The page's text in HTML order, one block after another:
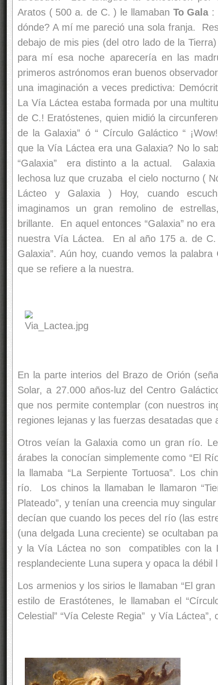
Aratos ( 500 a. de C. ) le llamaban To Gala:
dónde? A mí me pareció una sola franja.
debajo de mis pies (del otro lado de la
para mí esa noche aparecería en las
primeros astrónomos eran buenos
una imaginación a veces predictiva:
La Vía Láctea estaba formada por una
de C.! Eratóstenes, quien midió la
de la Galaxia” ó “ Círculo Galáctico “
que la Vía Láctea era una Galaxia? No lo
“Galaxia” era distinto a la actual.
lechosa luz que cruzaba el cielo nocturno (
Lácteo y Galaxia ) Hoy, cuando
imaginamos un gran remolino de
brillante. En aquel entonces “Galaxia” no
nuestra Vía Láctea. En al año 175 a. de C.
Galaxia”. Aún hoy, cuando vemos la
que se refiere a la nuestra.
En la parte interios del Brazo de Orión
Solar, a 27.000 años-luz del Centro
que nos permite contemplar (con nuestros
regiones lejanas y las fuerzas desatadas que
Otros veían la Galaxia como un gran río.
árabes la conocían simplemente como “El
la llamaba “La Serpiente Tortuosa”. Los
río. Los chinos la llamaban le llamaron
Plateado”, y tenían una creencia muy
decían que cuando los peces del río (las
(una delgada Luna creciente) se ocultaban
y la Vía Láctea no son compatibles con la
resplandeciente Luna supera y opaca la débil
Los armenios y los sirios le llamaban “El
estilo de Erastótenes, le llamaban el
Celestial” “Vía Celeste Regia” y Vía